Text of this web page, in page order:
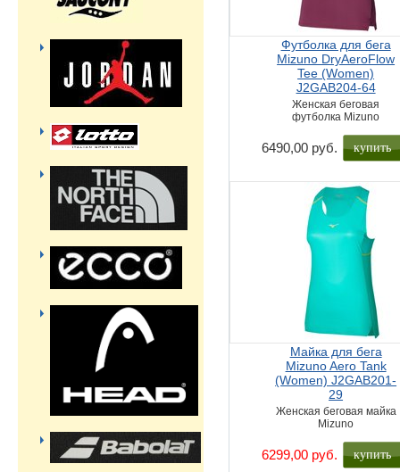
Футболка для бега
Mizuno DryAeroFlow
Tee (Women)
J2GAB204-64
Женская беговая
футболка Mizuno
6490,00 руб. купить
Майка для бега
Mizuno Aero Tank
(Women) J2GAB201-
29
Женская беговая майка
Mizuno
6299,00 руб. купить